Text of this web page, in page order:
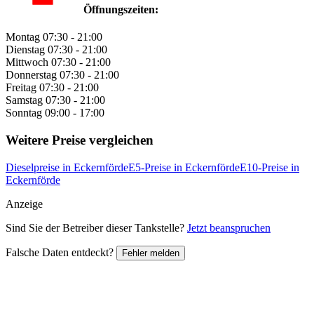
Öffnungszeiten:
Montag 07:30 - 21:00
Dienstag 07:30 - 21:00
Mittwoch 07:30 - 21:00
Donnerstag 07:30 - 21:00
Freitag 07:30 - 21:00
Samstag 07:30 - 21:00
Sonntag 09:00 - 17:00
Weitere Preise vergleichen
Dieselpreise in EckernfördeE5-Preise in EckernfördeE10-Preise in
Eckernförde
Anzeige
Sind Sie der Betreiber dieser Tankstelle? Jetzt beanspruchen
Falsche Daten entdeckt? Fehler melden